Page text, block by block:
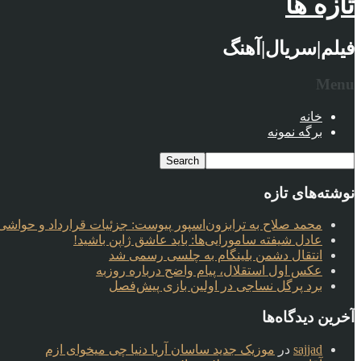
فیلم|سریال|آهنگ
Menu
خانه
برگه نمونه
نوشته‌های تازه
محمد صلاح به ترابزون‌اسپور پیوست: جزئیات قرارداد و حواشی
عادل شیفته سامورایی‌ها: باید عاشق ژاپن باشید!
انتقال دشمن بلینگام به چلسی رسمی شد
عکس اول استقلال، پیام واضح درباره روزبه
برد پرگل نساجی در اولین بازی پیش‌فصل
آخرین دیدگاه‌ها
sajjad در موزیک جدید ساسان آریا دنیا چی میخوای ازم